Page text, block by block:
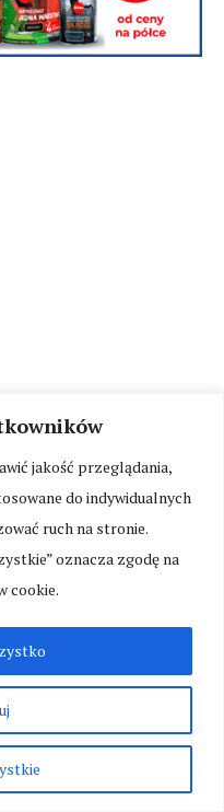
jakość przeglądania,
do indywidualnych
ruch na stronie.
oznacza zgodę na
cookie.